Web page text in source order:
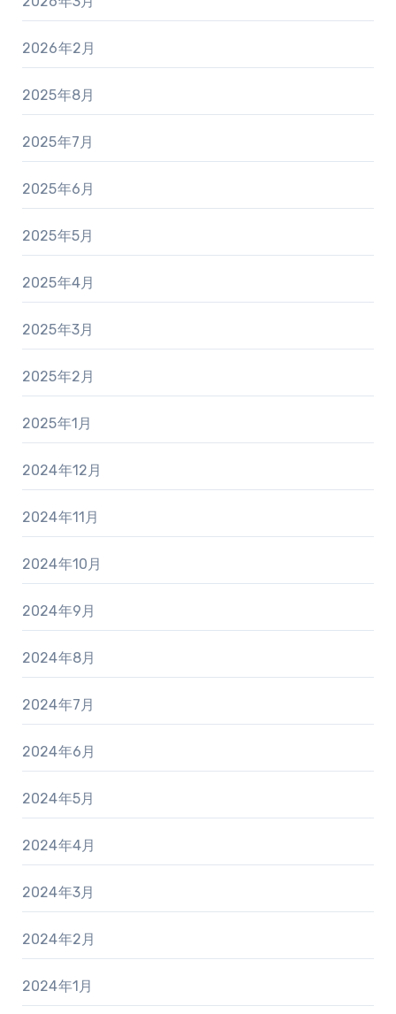
2026年2月
2025年8月
2025年7月
2025年6月
2025年5月
2025年4月
2025年3月
2025年2月
2025年1月
2024年12月
2024年11月
2024年10月
2024年9月
2024年8月
2024年7月
2024年6月
2024年5月
2024年4月
2024年3月
2024年2月
2024年1月